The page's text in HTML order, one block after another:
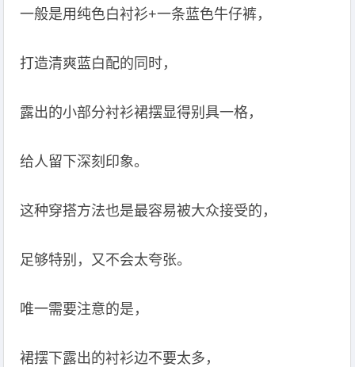
一般是用纯色白衬衫+一条蓝色牛仔裤，
打造清爽蓝白配的同时，
露出的小部分衬衫裙摆显得别具一格，
给人留下深刻印象。
这种穿搭方法也是最容易被大众接受的，
足够特别，又不会太夸张。
唯一需要注意的是，
裙摆下露出的衬衫边不要太多，